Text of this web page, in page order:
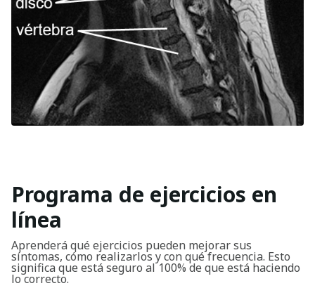
Programa de ejercicios en
línea
Aprenderá qué ejercicios pueden mejorar sus
síntomas, cómo realizarlos y con qué frecuencia. Esto
significa que está seguro al 100% de que está haciendo
lo correcto.